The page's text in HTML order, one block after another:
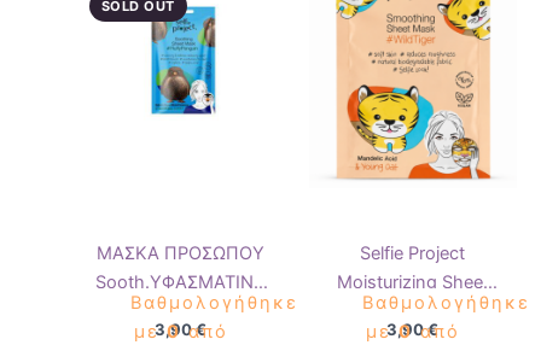
SOLD OUT
ΜΑΣΚΑ ΠΡΟΣΩΠΟΥ
Sooth.ΥΦΑΣΜΑΤΙΝΗ
FluffyPenguin SP
Βαθμολογήθηκε
με0από
3,90€
Selfie Project
Moisturizing Sheet
Mask Wild Tiger
Βαθμολογήθηκε
με0από
3,90€